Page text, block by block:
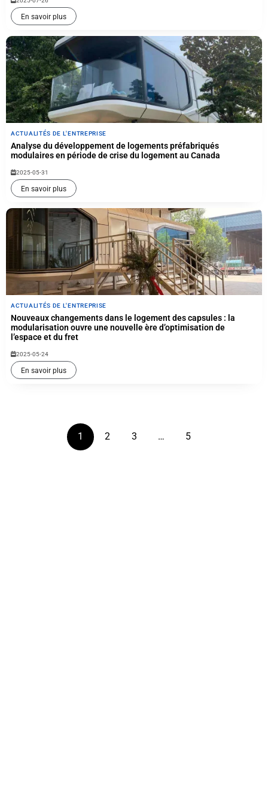
En savoir plus
ACTUALITÉS DE L'ENTREPRISE
Analyse du développement de logements préfabriqués
modulaires en période de crise du logement au Canada
2025-05-31
En savoir plus
ACTUALITÉS DE L'ENTREPRISE
Nouveaux changements dans le logement des capsules : la
modularisation ouvre une nouvelle ère d’optimisation de
l’espace et du fret
2025-05-24
En savoir plus
1 2 3 … 5